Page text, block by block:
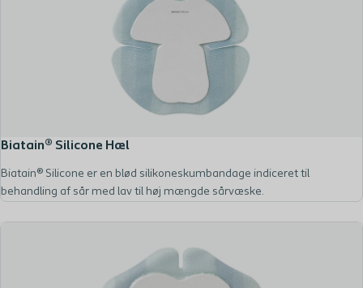
Biatain® Silicone Hæl
Biatain® Silicone er en blød silikoneskumbandage indiceret til
behandling af sår med lav til høj mængde sårvæske.